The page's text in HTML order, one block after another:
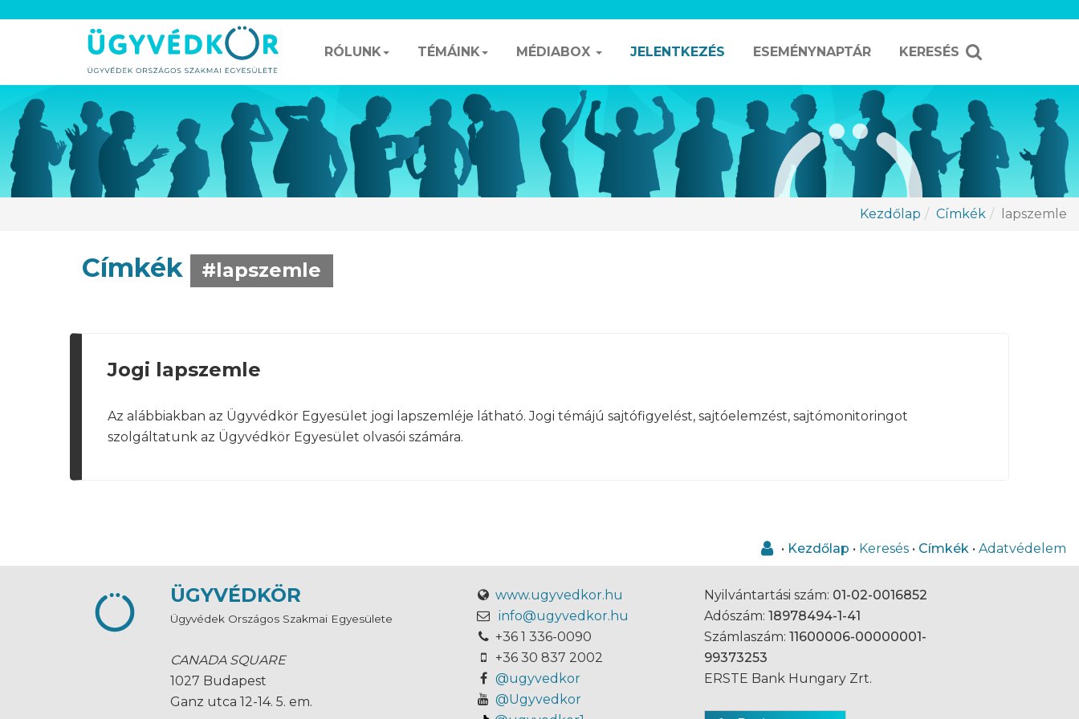
RÓLUNK TÉMÁINK MÉDIABOX JELENTKEZÉS ESEMÉNYNAPTÁR KERESÉS
Kezdőlap Címkék lapszemle
Címkék #lapszemle
Jogi lapszemle
Az alábbiakban az Ügyvédkör Egyesület jogi lapszemléje látható. Jogi témájú sajtófigyelést, sajtóelemzést, sajtómonitoringot
szolgáltatunk az Ügyvédkör Egyesület olvasói számára.
• Kezdőlap • Keresés • Címkék • Adatvédelem
ÜGYVÉDKÖR
Ügyvédek Országos Szakmai Egyesülete
CANADA SQUARE
1027 Budapest
Ganz utca 12-14. 5. em.
www.ugyvedkor.hu
info@ugyvedkor.hu
+36 1 336-0090
+36 30 837 2002
@ugyvedkor
@Ugyvedkor
Nyilvántartási szám: 01-02-0016852
Adószám: 18978494-1-41
Számlaszám: 11600006-00000001-
99373253
ERSTE Bank Hungary Zrt.